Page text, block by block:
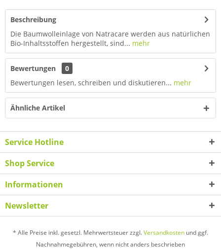
Beschreibung
Die Baumwolleinlage von Natracare werden aus natürlichen
Bio-Inhaltsstoffen hergestellt, sind... mehr
Bewertungen
0
Bewertungen lesen, schreiben und diskutieren... mehr
Ähnliche Artikel
Service Hotline
Shop Service
Informationen
Newsletter
* Alle Preise inkl. gesetzl. Mehrwertsteuer zzgl.Versandkosten und ggf.
Nachnahmegebühren, wenn nicht anders beschrieben